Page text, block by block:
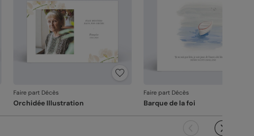
Faire part Décès
Orchidée Illustration
Faire part Décès
Barque de la foi